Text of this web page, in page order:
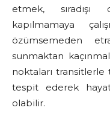
etmek, sıradışı
kapılmamaya
özümsemeden
sunmaktan
noktaları
tespit ederek
olabilir.